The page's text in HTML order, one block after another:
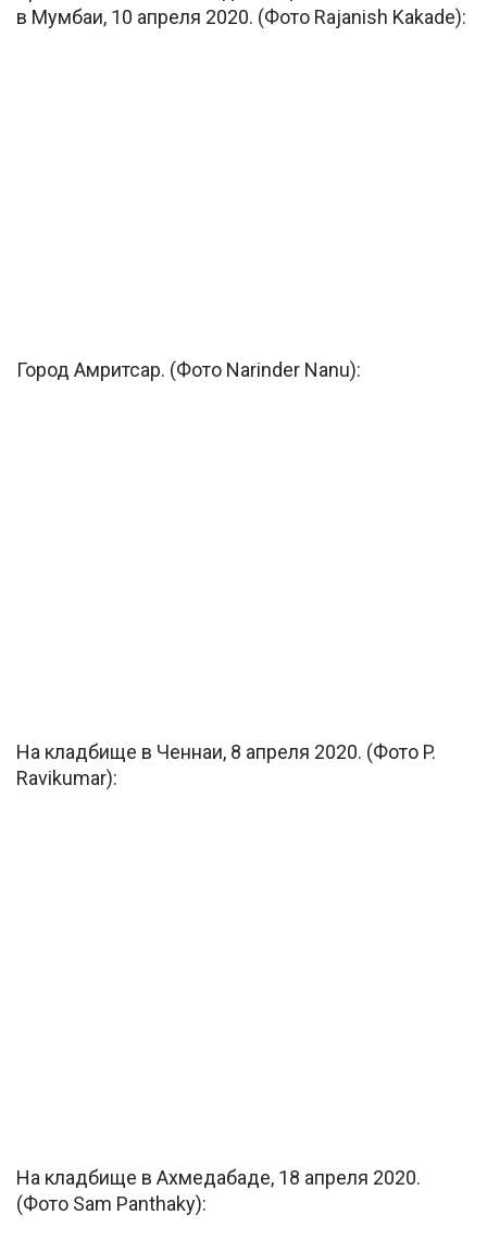
в Мумбаи, 10 апреля 2020. (Фото Rajanish Kakade):
Город Амритсар. (Фото Narinder Nanu):
На кладбище в Ченнаи, 8 апреля 2020. (Фото P.
Ravikumar):
На кладбище в Ахмедабаде, 18 апреля 2020.
(Фото Sam Panthaky):